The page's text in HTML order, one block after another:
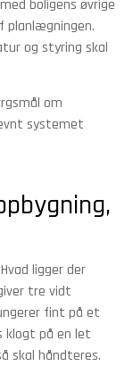
boligens øvrige
planlægningen.
og styring skal
om
systemet
ligger der
tre vidt
fint på et
klogt på en let
skal håndteres.